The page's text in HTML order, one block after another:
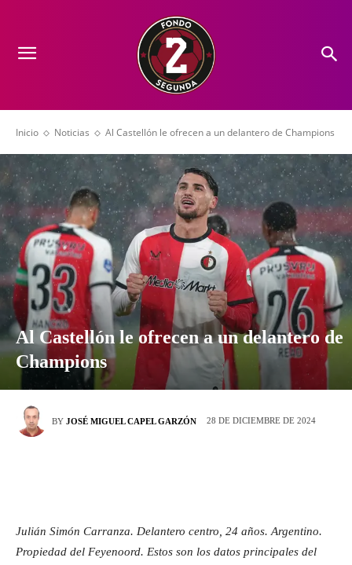
Inicio Noticias Al Castellón le ofrecen a un delantero de Champions
Al Castellón le ofrecen a un delantero de
Champions
BY JOSÉ MIGUEL CAPEL GARZÓN 28 DE DICIEMBRE DE 2024
Julián Simón Carranza. Delantero centro, 24 años. Argentino.
Propiedad del Feyenoord. Estos son los datos principales del